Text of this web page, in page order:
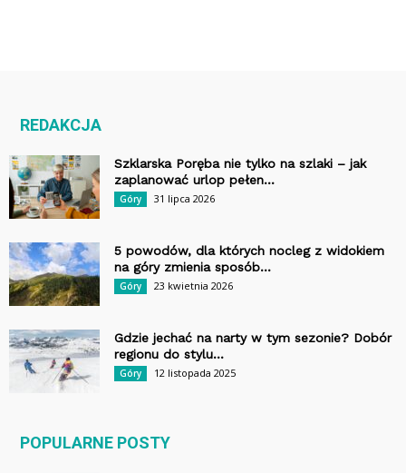
REDAKCJA
Szklarska Poręba nie tylko na szlaki – jak
zaplanować urlop pełen...
Góry 31 lipca 2026
5 powodów, dla których nocleg z widokiem
na góry zmienia sposób...
Góry 23 kwietnia 2026
Gdzie jechać na narty w tym sezonie? Dobór
regionu do stylu...
Góry 12 listopada 2025
POPULARNE POSTY